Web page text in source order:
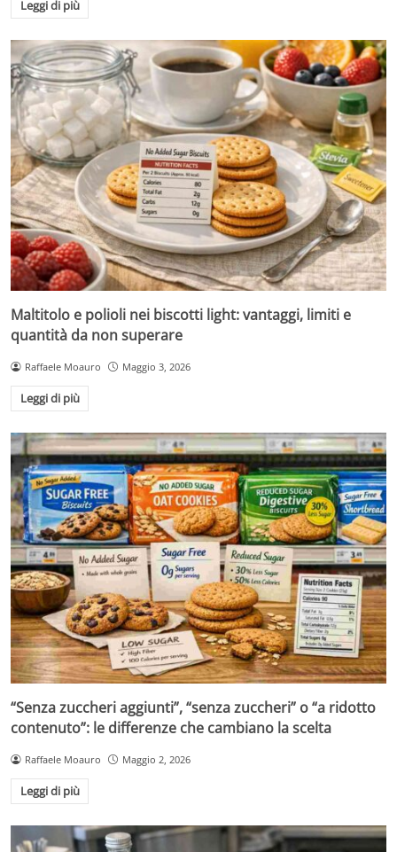
Leggi di più
Maltitolo e polioli nei biscotti light: vantaggi, limiti e
quantità da non superare
Raffaele Moauro Maggio 3, 2026
Leggi di più
“Senza zuccheri aggiunti”, “senza zuccheri” o “a ridotto
contenuto”: le differenze che cambiano la scelta
Raffaele Moauro Maggio 2, 2026
Leggi di più